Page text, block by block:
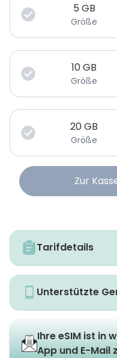
5 GB
Größe
10GB
Größe
20GB
Größe
Zur
Tarifdetails
Unterstützte
Ihre eSIM ist in
App und E-Mail